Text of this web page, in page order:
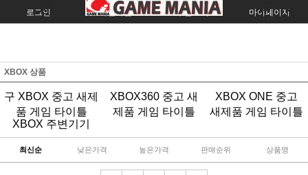
로그인 회원가입 주문조회 마이페이지
XBOX 상품
구 XBOX 중고 새제
품 게임 타이틀
XBOX360 중고 새
제품 게임 타이틀
XBOX ONE 중고
새제품 게임 타이틀
XBOX 주변기기
최신순 낮은가격 높은가격 판매순위 상품명